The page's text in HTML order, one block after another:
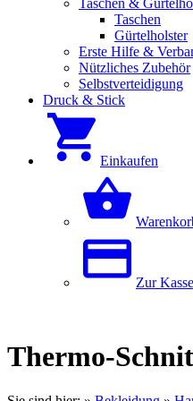
Taschen &
Taschen
Gürtelholster
Erste Hilfe &
Nützliches Zubehör
Selbstverteidigung
Druck & Stick
Einkaufen
Zur Kasse
Thermo-